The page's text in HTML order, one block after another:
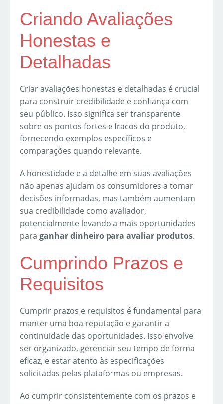
Criando Avaliações
Honestas e
Detalhadas
Criar avaliações honestas e detalhadas é crucial
para construir credibilidade e confiança com
seu público. Isso significa ser transparente
sobre os pontos fortes e fracos do produto,
fornecendo exemplos específicos e
comparações quando relevante.
A honestidade e a detalhe em suas avaliações
não apenas ajudam os consumidores a tomar
decisões informadas, mas também aumentam
sua credibilidade como avaliador,
potencialmente levando a mais oportunidades
para ganhar dinheiro para avaliar produtos.
Cumprindo Prazos e
Requisitos
Cumprir prazos e requisitos é fundamental para
manter uma boa reputação e garantir a
continuidade das oportunidades. Isso envolve
ser organizado, gerenciar seu tempo de forma
eficaz, e estar atento às especificações
solicitadas pelas plataformas ou empresas.
Ao cumprir consistentemente com os prazos e